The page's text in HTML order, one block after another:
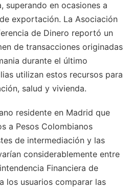
superando en ocasiones a
exportación. La Asociación
de Dinero reportó un
de transacciones originadas
durante el último
utilizan estos recursos para
salud y vivienda.
residente en Madrid que
a Pesos Colombianos
de intermediación y las
considerablemente entre
Financiera de
los usuarios comparar las